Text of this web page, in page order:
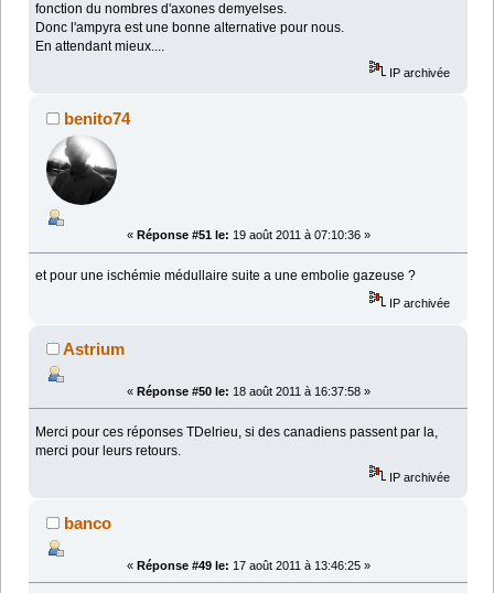
fonction du nombres d'axones demyelses.
Donc l'ampyra est une bonne alternative pour nous.
En attendant mieux....
IP archivée
benito74
« Réponse #51 le: 19 août 2011 à 07:10:36 »
et pour une ischémie médullaire suite a une embolie gazeuse ?
IP archivée
Astrium
« Réponse #50 le: 18 août 2011 à 16:37:58 »
Merci pour ces réponses TDelrieu, si des canadiens passent par la,
merci pour leurs retours.
IP archivée
banco
« Réponse #49 le: 17 août 2011 à 13:46:25 »